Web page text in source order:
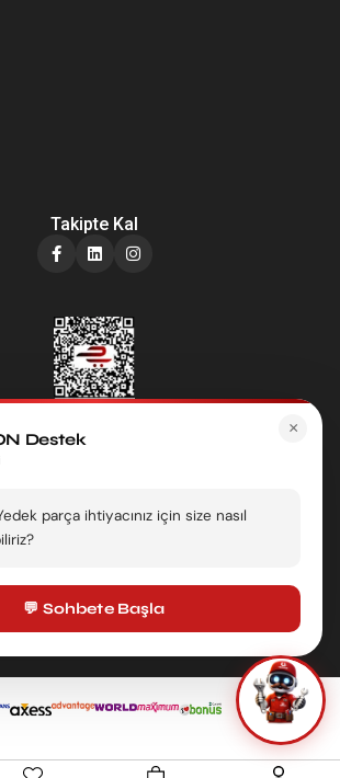
Takipte Kal
×
Destek
parça ihtiyacınız için size nasıl
💬 Sohbete Başla